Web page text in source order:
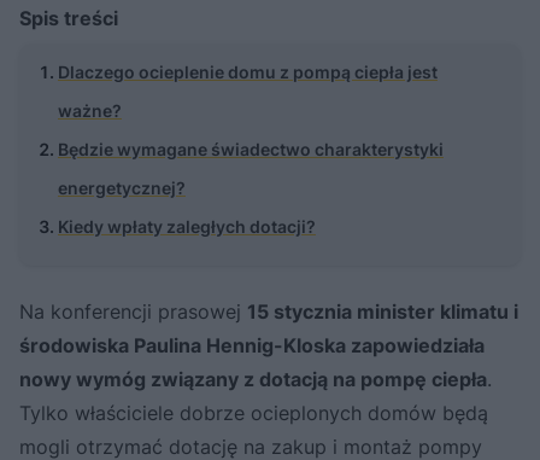
Spis treści
Dlaczego ocieplenie domu z pompą ciepła jest
ważne?
Będzie wymagane świadectwo charakterystyki
energetycznej?
Kiedy wpłaty zaległych dotacji?
Na konferencji prasowej 15 stycznia minister klimatu i
środowiska Paulina Hennig-Kloska zapowiedziała
nowy wymóg związany z dotacją na pompę ciepła.
Tylko właściciele dobrze ocieplonych domów będą
mogli otrzymać dotację na zakup i montaż pompy